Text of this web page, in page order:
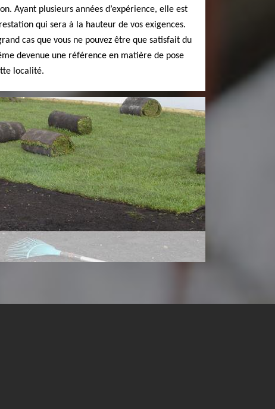
Ayant plusieurs années d’expérience, elle est
qui sera à la hauteur de vos exigences.
cas que vous ne pouvez être que satisfait du
devenue une référence en matière de pose
localité.